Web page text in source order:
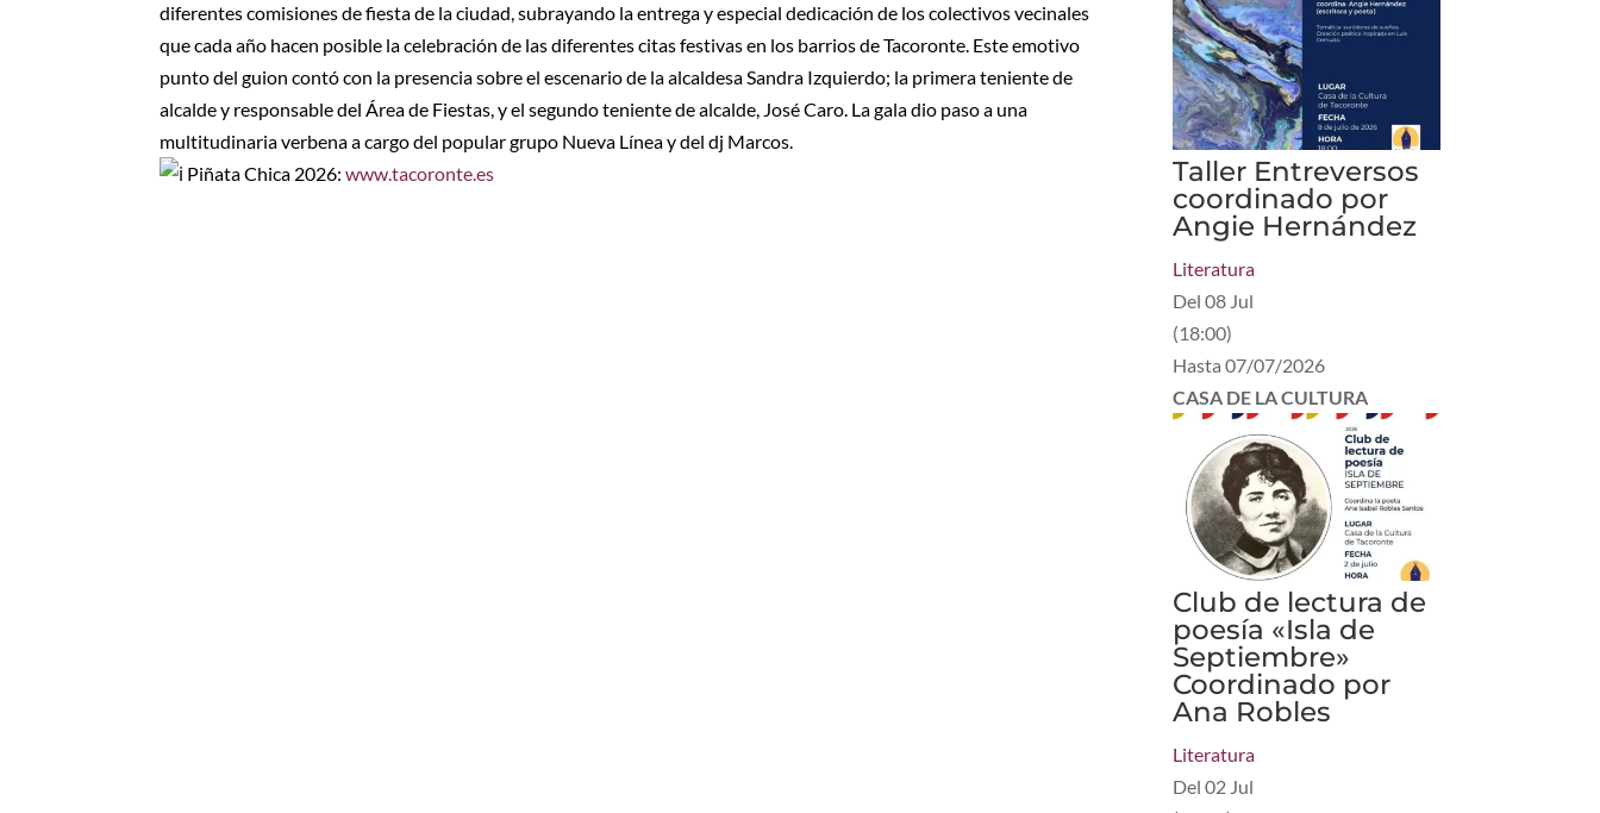
diferentes comisiones de fiesta de la ciudad, subrayando la entrega y especial dedicación de los colectivos vecinales
que cada año hacen posible la celebración de las diferentes citas festivas en los barrios de Tacoronte. Este emotivo
punto del guion contó con la presencia sobre el escenario de la alcaldesa Sandra Izquierdo; la primera teniente de
alcalde y responsable del Área de Fiestas, y el segundo teniente de alcalde, José Caro. La gala dio paso a una
multitudinaria verbena a cargo del popular grupo Nueva Línea y del dj Marcos.
Piñata Chica 2026:www.tacoronte.es
Taller Entreversos
coordinado por
Angie Hernández
Literatura
Del08 Jul
(18:00)
Hasta07/07/2026
CASA DE LA CULTURA
Club de lectura de
poesía «Isla de
Septiembre»
Coordinado por
Ana Robles
Literatura
Del02 Jul